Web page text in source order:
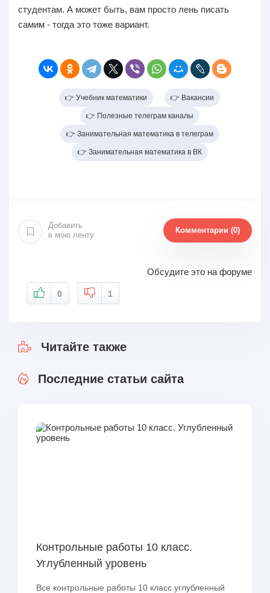
студентам. А может быть, вам просто лень писать
самим - тогда это тоже вариант.
👉 Учебник математики 👉 Вакансии
👉 Полезные телеграм каналы
👉 Занимательная математика в телеграм
👉 Занимательная математика в ВК
Добавить
в мою ленту
Комментарии (0)
Обсудите это на форуме
0 1
Читайте также
Последние статьи сайта
Контрольные работы 10 класс.
Углубленный уровень
Все контрольные работы 10 класс углубленный